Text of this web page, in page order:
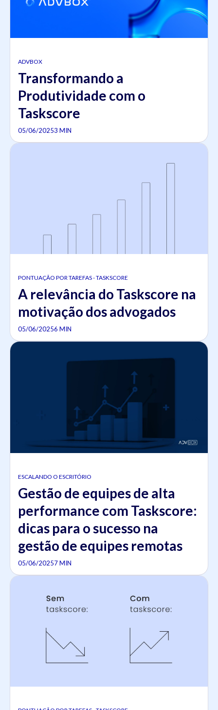
ADVBOX
Transformando a
Produtividade com o
Taskscore
05/06/20253 MIN
PONTUAÇÃO POR TAREFAS - TASKSCORE
A relevância do Taskscore na
motivação dos advogados
05/06/20256 MIN
ESCALANDO O ESCRITÓRIO
Gestão de equipes de alta
performance com Taskscore:
dicas para o sucesso na
gestão de equipes remotas
05/06/20257 MIN